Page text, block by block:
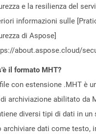
e la resilienza del
informazioni sulle
di Aspose]
about.aspose.cloud/
il formato MHT?
con estensione .MHT è
archiviazione abilitato da
diversi tipi di dati in un
archiviare dati come testo,